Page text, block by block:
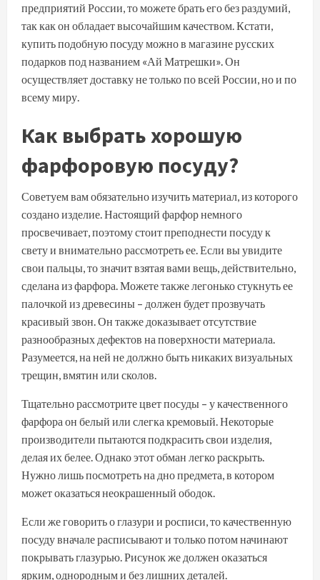
предприятий России, то можете брать его без раздумий,
так как он обладает высочайшим качеством. Кстати,
купить подобную посуду можно в магазине русских
подарков под названием «Ай Матрешки». Он
осуществляет доставку не только по всей России, но и по
всему миру.
Как выбрать хорошую
фарфоровую посуду?
Советуем вам обязательно изучить материал, из которого
создано изделие. Настоящий фарфор немного
просвечивает, поэтому стоит преподнести посуду к
свету и внимательно рассмотреть ее. Если вы увидите
свои пальцы, то значит взятая вами вещь, действительно,
сделана из фарфора. Можете также легонько стукнуть ее
палочкой из древесины – должен будет прозвучать
красивый звон. Он также доказывает отсутствие
разнообразных дефектов на поверхности материала.
Разумеется, на ней не должно быть никаких визуальных
трещин, вмятин или сколов.
Тщательно рассмотрите цвет посуды – у качественного
фарфора он белый или слегка кремовый. Некоторые
производители пытаются подкрасить свои изделия,
делая их белее. Однако этот обман легко раскрыть.
Нужно лишь посмотреть на дно предмета, в котором
может оказаться неокрашенный ободок.
Если же говорить о глазури и росписи, то качественную
посуду вначале расписывают и только потом начинают
покрывать глазурью. Рисунок же должен оказаться
ярким, однородным и без лишних деталей.